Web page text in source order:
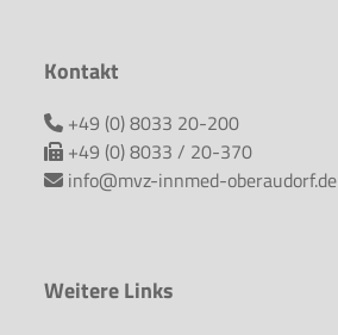
Kontakt
+49 (0) 8033 20-200
+49 (0) 8033 / 20-370
info@mvz-innmed-oberaudorf.de
Weitere Links